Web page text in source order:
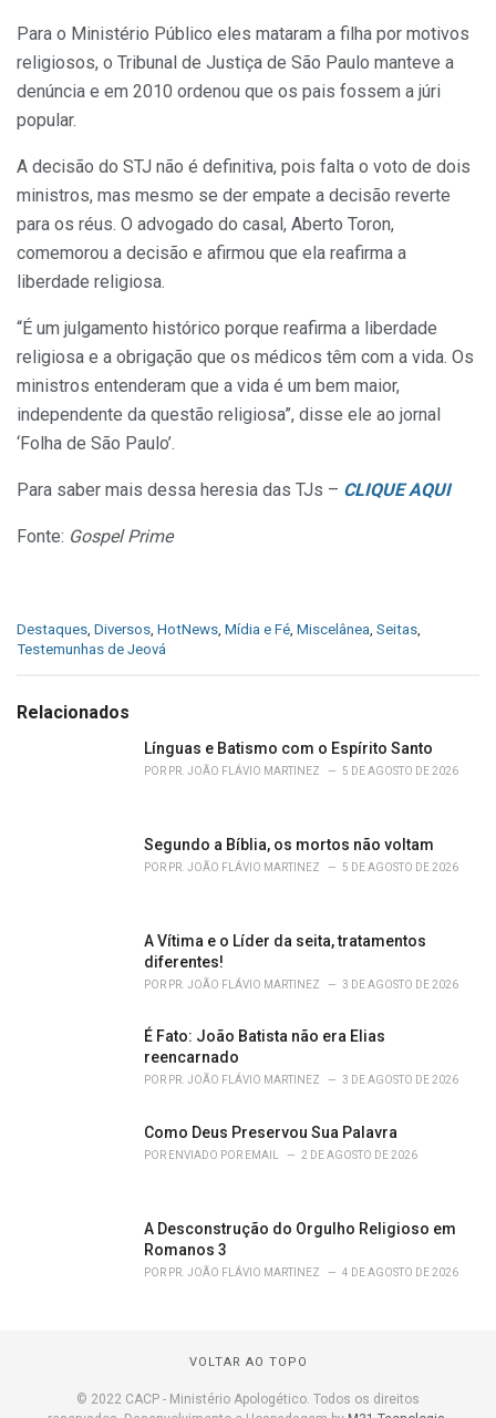
Para o Ministério Público eles mataram a filha por motivos
religiosos, o Tribunal de Justiça de São Paulo manteve a
denúncia e em 2010 ordenou que os pais fossem a júri
popular.
A decisão do STJ não é definitiva, pois falta o voto de dois
ministros, mas mesmo se der empate a decisão reverte
para os réus. O advogado do casal, Aberto Toron,
comemorou a decisão e afirmou que ela reafirma a
liberdade religiosa.
“É um julgamento histórico porque reafirma a liberdade
religiosa e a obrigação que os médicos têm com a vida. Os
ministros entenderam que a vida é um bem maior,
independente da questão religiosa”, disse ele ao jornal
‘Folha de São Paulo’.
Para saber mais dessa heresia das TJs – CLIQUE AQUI
Fonte: Gospel Prime
C
a
g
Destaques, Diversos, HotNews, Mídia e Fé, Miscelânea, Seitas,
Testemunhas de Jeová
Relacionados
Línguas e Batismo com o Espírito Santo
POR PR. JOÃO FLÁVIO MARTINEZ 5 DE AGOSTO DE 2026
Segundo a Bíblia, os mortos não voltam
POR PR. JOÃO FLÁVIO MARTINEZ 5 DE AGOSTO DE 2026
A Vítima e o Líder da seita, tratamentos
diferentes!
POR PR. JOÃO FLÁVIO MARTINEZ 3 DE AGOSTO DE 2026
É Fato: João Batista não era Elias
reencarnado
POR PR. JOÃO FLÁVIO MARTINEZ 3 DE AGOSTO DE 2026
Como Deus Preservou Sua Palavra
POR ENVIADO POR EMAIL 2 DE AGOSTO DE 2026
A Desconstrução do Orgulho Religioso em
Romanos 3
POR PR. JOÃO FLÁVIO MARTINEZ 4 DE AGOSTO DE 2026
VOLTAR AO TOPO
© 2022 CACP - Ministério Apologético. Todos os direitos